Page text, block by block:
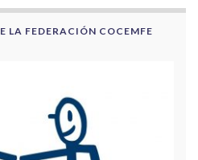
LA FEDERACIÓN COCEMFE